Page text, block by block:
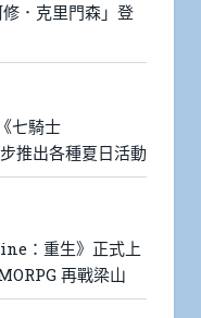
．克里門森」登
七騎士
推出各種夏日活動
：重生》正式上
再戰梁山